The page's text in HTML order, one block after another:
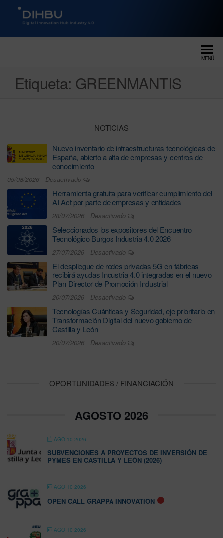
DIGITAL INNOVATION HUB
MENÚ
Etiqueta: GREENMANTIS
NOTICIAS
Nuevo inventario de infraestructuras tecnológicas de
España, abierto a alta de empresas y centros de
conocimiento
05/08/2026 Desactivado
Herramienta gratuita para verificar cumplimiento del
AI Act por parte de empresas y entidades
28/07/2026 Desactivado
Seleccionados los expositores del Encuentro
Tecnológico Burgos Industria 4.0 2026
27/07/2026 Desactivado
El despliegue de redes privadas 5G en fábricas
recibirá ayudas Industria 4.0 integradas en el nuevo
Plan Director de Promoción Industrial
20/07/2026 Desactivado
Tecnologías Cuánticas y Seguridad, eje prioritario en
Transformación Digital del nuevo gobierno de
Castilla y León
20/07/2026 Desactivado
OPORTUNIDADES / FINANCIACIÓN
AGOSTO 2026
AGO 10 2026
SUBVENCIONES A PROYECTOS DE INVERSIÓN DE
PYMES EN CASTILLA Y LEÓN (2026)
AGO 10 2026
OPEN CALL GRAPPA INNOVATION
AGO 10 2026